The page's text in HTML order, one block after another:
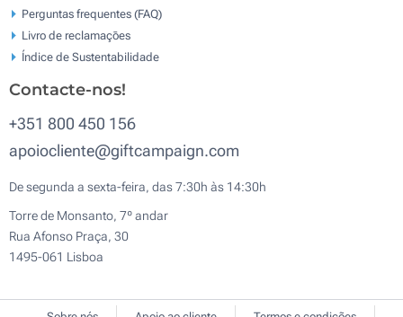
Perguntas frequentes (FAQ)
Livro de reclamaçōes
Índice de Sustentabilidade
Contacte-nos!
+351 800 450 156
apoiocliente@giftcampaign.com
De segunda a sexta-feira, das 7:30h às 14:30h
Torre de Monsanto, 7º andar
Rua Afonso Praça, 30
1495-061 Lisboa